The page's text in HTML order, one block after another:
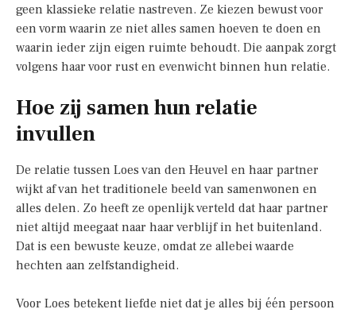
geen klassieke relatie nastreven. Ze kiezen bewust voor
een vorm waarin ze niet alles samen hoeven te doen en
waarin ieder zijn eigen ruimte behoudt. Die aanpak zorgt
volgens haar voor rust en evenwicht binnen hun relatie.
Hoe zij samen hun relatie
invullen
De relatie tussen Loes van den Heuvel en haar partner
wijkt af van het traditionele beeld van samenwonen en
alles delen. Zo heeft ze openlijk verteld dat haar partner
niet altijd meegaat naar haar verblijf in het buitenland.
Dat is een bewuste keuze, omdat ze allebei waarde
hechten aan zelfstandigheid.
Voor Loes betekent liefde niet dat je alles bij één persoon